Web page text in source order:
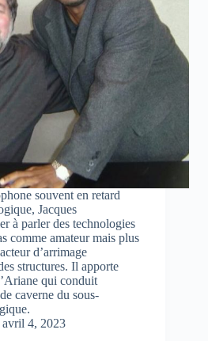
souvent en retard
Jacques
à parler des technologies
comme amateur mais plus
d’arrimage
structures. Il apporte
qui conduit
caverne du sous-
avril 4, 2023